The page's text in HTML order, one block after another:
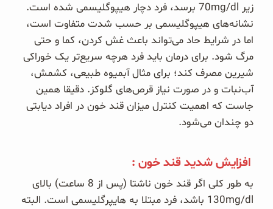
زیر 70mg/dl برسد، فرد دچار هیپوگلیسمی شده است.
نشانه‌های هیپوگلیسمی بر حسب شدت متفاوت است،
اما در شرایط حاد می‌تواند باعث غش کردن، کما و حتی
مرگ شود. برای درمان باید فرد هرچه سریع‌تر یک خوراکی
شیرین مصرف کند؛ برای مثال آبمیوه طبیعی، کشمش،
آب‌نبات و در صورت نیاز قرص‌های گلوکز. دقیقا همین
جاست که اهمیت کنترل میزان قند خون در افراد دیابتی
دو چندان می‌شود.
افزایش شدید قند خون :
به طور کلی اگر قند خون ناشتا (پس از 8 ساعت) بالای
130mg/dl باشد، فرد مبتلا به هایپرگلیسمی است. البته